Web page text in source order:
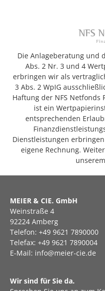
Die Anlageberatung und
Abs. 2 Nr. 3 und 4
erbringen wir als
3 Abs. 2 WpIG
Haftung der NFS Netfonds
ist ein
entsprechenden
Dienstleistungen
eigene Rechnung.
MEIER & CIE. GmbH
Weinstraße 4
92224 Amberg
Telefon: +49 9621 7890000
Telefax: +49 9621 7890004
E-Mail: info@meier-cie.de
Wir sind für Sie da.